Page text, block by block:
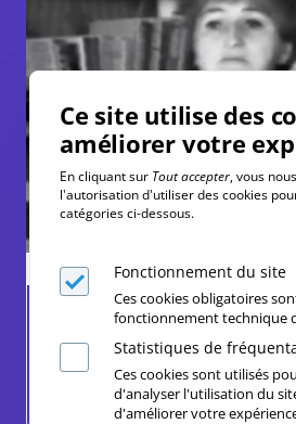
Ressources
CHRISTIANE ET
Droits, Discriminations, Egalité
Collège, Lycée
Ce site utilise des
améliorer votre
En cliquant sur Tout accepter, vous
l'autorisation d'utiliser des cookies
catégories ci-dessous.
Fonctionnement du site
Ces cookies obligatoires
fonctionnement technique
Statistiques de
Ces cookies sont utilisés
d'analyser l'utilisation du
d'améliorer votre